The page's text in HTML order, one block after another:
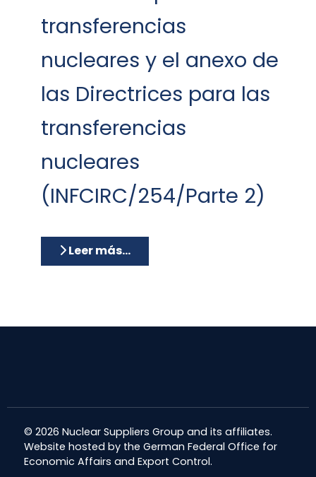
transferencias
nucleares y el anexo de
las Directrices para las
transferencias
nucleares
(INFCIRC/254/Parte 2)
Leer más…
© 2026 Nuclear Suppliers Group and its affiliates.
Website hosted by the German Federal Office for
Economic Affairs and Export Control.